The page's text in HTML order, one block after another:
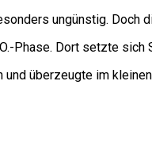
ungünstig. Doch
Phase. Dort setzte
überzeugte im